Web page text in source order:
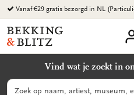
Ga
naar
content
Vanaf €29 gratis bezorgd in NL
Bekking
&
B.V.
Vind wat je zoekt in
Zoeken